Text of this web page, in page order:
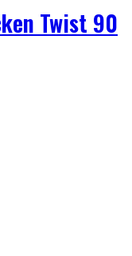
Twist 90